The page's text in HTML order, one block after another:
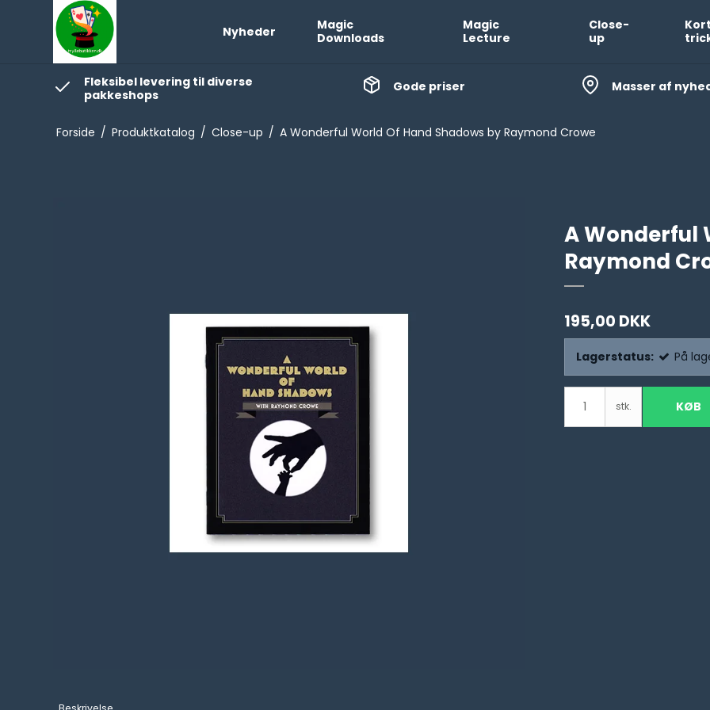
Nyheder
Magic
Downloads
Magic
Lecture
Close-
up
Fleksibel levering til diverse
pakkeshops
Gode priser Masser af
Forside / Produktkatalog / Close-up / A Wonderful World Of Hand Shadows by Raymond Crowe
A Wonderful
Raymond
195,00 DKK
Lagerstatus: På
stk. KØB